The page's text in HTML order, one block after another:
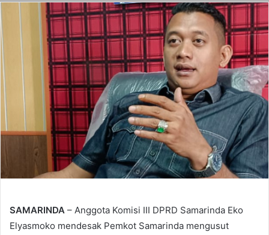
SAMARINDA – Anggota Komisi III DPRD Samarinda Eko
Elyasmoko mendesak Pemkot Samarinda mengusut